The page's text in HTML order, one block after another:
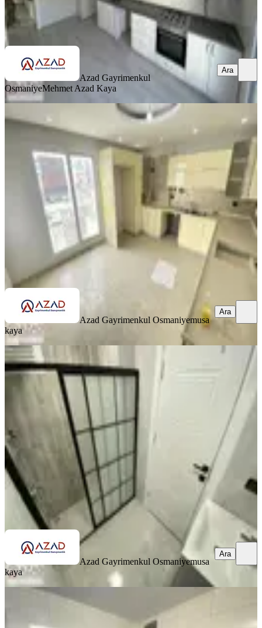
Azad Gayrimenkul OsmaniyeMehmet Azad Kaya
Ara
Azad Gayrimenkul
OsmaniyeMehmet Azad Kaya
Ara
Azad-esenevler Mah. Salı Pazarı
Civarı Satılık Dubleks Daire
Merkez, Esenevler Mahallesi
4+1
·
3.700.000 ₺
Azad Gayrimenkul Osmaniye musa kaya
Azad Gayrimenkul Osmaniyemusa
kaya
Ara
SIFIR BİNA
Azad-vali Konağı Civarı Satılık Sıfır
3+1 Açık Mutfak Daire
Merkez, Fakıuşağı Mahallesi
3+1 · 125 m²·4. Kat
4.500.000 ₺
Azad Gayrimenkul Osmaniyemusa kaya
Azad Gayrimenkul Osmaniyemusa
kaya
Ara
SİTE İÇİ
Azad-yediocak Mah.şehitler Parkı
Civarı Satılık 3+1 Açık Mutfak